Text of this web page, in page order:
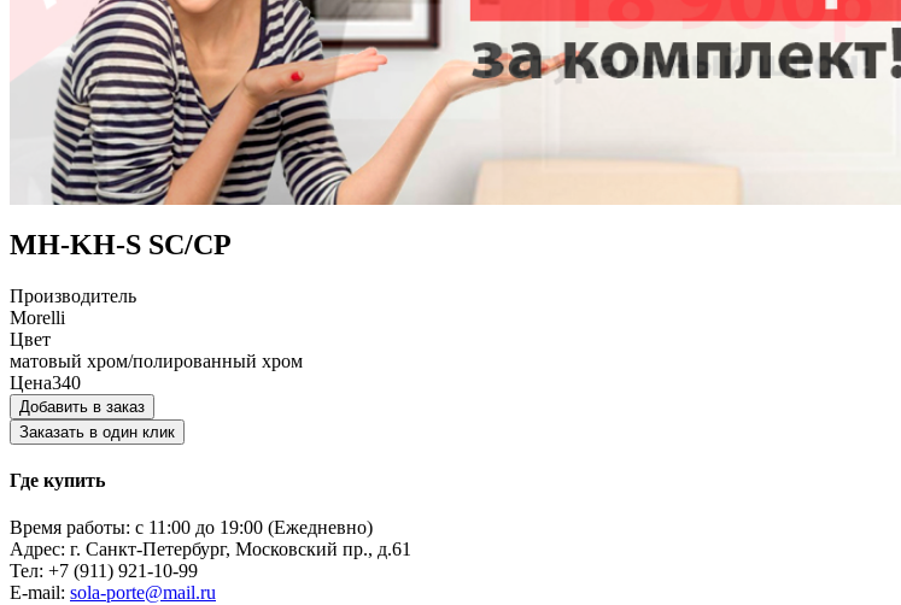
MH-KH-S SC/CP
Производитель
Morelli
Цвет
матовый хром/полированный хром
Цена340
Добавить в заказ
Заказать в один клик
Где купить
Время работы: с 11:00 до 19:00 (Ежедневно)
Адрес: г. Санкт-Петербург, Московский пр., д.61
Тел: +7 (911) 921-10-99
E-mail: sola-porte@mail.ru